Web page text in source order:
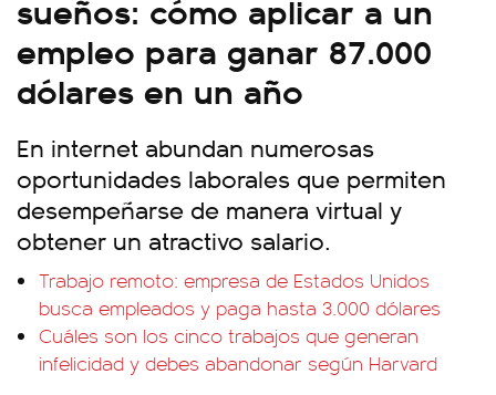
sueños: cómo aplicar a un
empleo para ganar 87.000
dólares en un año
En internet abundan numerosas
oportunidades laborales que permiten
desempeñarse de manera virtual y
obtener un atractivo salario.
Trabajo remoto: empresa de Estados Unidos
busca empleados y paga hasta 3.000 dólares
Cuáles son los cinco trabajos que generan
infelicidad y debes abandonar según Harvard